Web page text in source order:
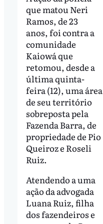
que matou Neri
Ramos, de 23
anos, foi contra a
comunidade
Kaiowá que
retomou, desde a
última quinta-
feira (12), uma área
de seu território
sobreposta pela
Fazenda Barra, de
propriedade de Pio
Queiroz e Roseli
Ruiz.
Atendendo a uma
ação da advogada
Luana Ruiz, filha
dos fazendeiros e